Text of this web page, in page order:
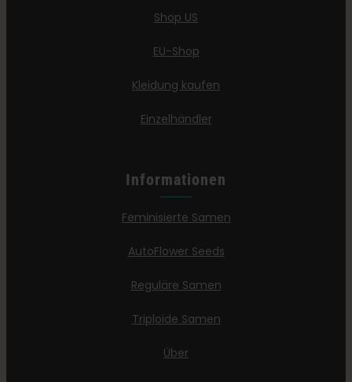
Shop US
EU-Shop
Kleidung kaufen
Einzelhändler
Informationen
Feminisierte Samen
AutoFlower Seeds
Reguläre Samen
Triploide Samen
Über